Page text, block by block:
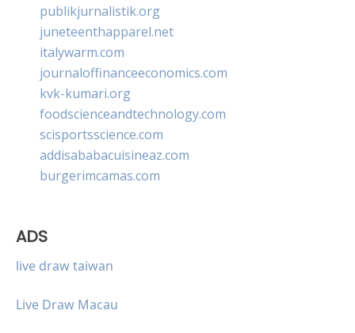
publikjurnalistik.org
juneteenthapparel.net
italywarm.com
journaloffinanceeconomics.com
kvk-kumari.org
foodscienceandtechnology.com
scisportsscience.com
addisababacuisineaz.com
burgerimcamas.com
ADS
live draw taiwan
Live Draw Macau